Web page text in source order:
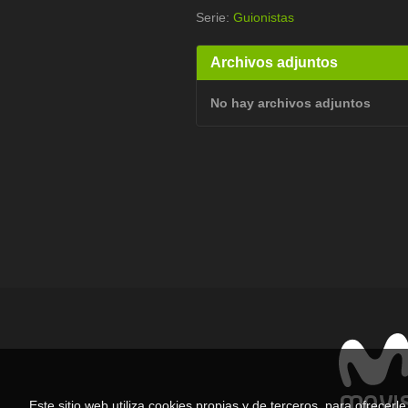
Serie: Guionistas
Archivos adjuntos
No hay archivos adjuntos